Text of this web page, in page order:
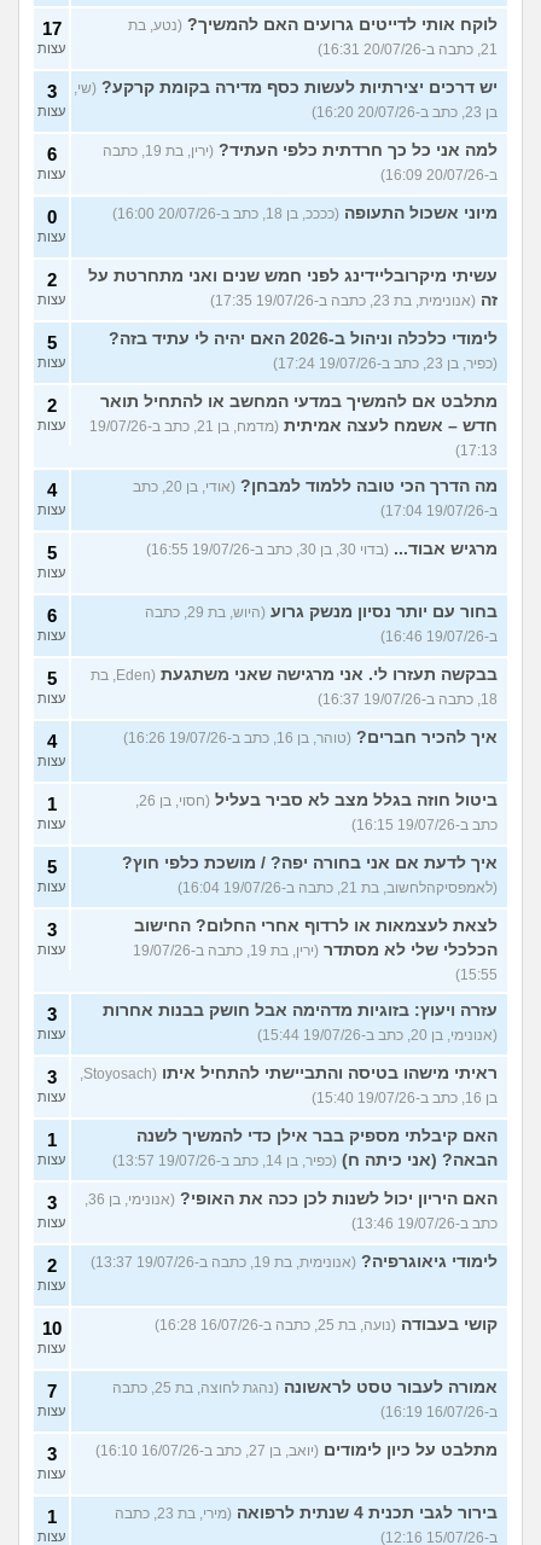
לוקח אותי לדייטים גרועים האם להמשיך? (נטע, בת
21, כתבה ב-20/07/26 16:31)
17
עצות
יש דרכים יצירתיות לעשות כסף מדירה בקומת קרקע? (שי,
בן 23, כתב ב-20/07/26 16:20)
3
עצות
למה אני כל כך חרדתית כלפי העתיד?
(ירין, בת 19, כתבה
ב-20/07/26 16:09)
6
עצות
מיוני אשכול התעופה (ככככ, בן 18, כתב ב-20/07/26 16:00) 0
עצות
עשיתי מיקרובליידינג לפני חמש שנים ואני מתחרטת על
זה (אנונימית, בת 23, כתבה ב-19/07/26 17:35)
2
עצות
לימודי כלכלה וניהול ב-2026 האם יהיה לי עתיד בזה?
(כפיר, בן 23, כתב ב-19/07/26 17:24)
5
עצות
מתלבט אם להמשיך במדעי המחשב או להתחיל תואר
חדש – אשמח לעצה אמיתית
(מדמח, בן 21, כתב ב-19/07/26
17:13)
2
עצות
מה הדרך הכי טובה ללמוד למבחן?
(אודי, בן 20, כתב
ב-19/07/26 17:04)
4
עצות
מרגיש אבוד... (בדוי 30, בן 30, כתב ב-19/07/26 16:55) 5
עצות
בחור עם יותר נסיון מנשק גרוע
(היוש, בת 29, כתבה
ב-19/07/26 16:46)
6
עצות
בבקשה תעזרו לי. אני מרגישה שאני משתגעת
(Eden, בת
18, כתבה ב-19/07/26 16:37)
5
עצות
איך להכיר חברים? (טוהר, בן 16, כתב ב-19/07/26 16:26) 4
עצות
ביטול חוזה בגלל מצב לא סביר בעליל
כתב ב-19/07/26 16:15)
1
עצות
איך לדעת אם אני בחורה יפה? / מושכת כלפי חוץ?
(לאמפסיקהלחשוב, בת 21, כתבה ב-19/07/26 16:04)
5
עצות
לצאת לעצמאות או לרדוף אחרי החלום? החישוב
הכלכלי שלי לא מסתדר
(ירין, בת 19, כתבה ב-19/07/26
15:55)
3
עצות
עזרה ויעוץ: בזוגיות מדהימה אבל חושק בבנות אחרות
(אנונימי, בן 20, כתב ב-19/07/26 15:44)
3
עצות
ראיתי מישהו בטיסה והתביישתי להתחיל איתו
בן 16, כתב ב-19/07/26 15:40)
3
עצות
האם קיבלתי מספיק בבר אילן כדי להמשיך לשנה
הבאה? (אני כיתה ח) (כפיר, בן 14, כתב ב-19/07/26 13:57)
1
עצות
האם היריון יכול לשנות לכן ככה את האופי?
כתב ב-19/07/26 13:46)
3
עצות
לימודי גיאוגרפיה? (אנונימית, בת 19, כתבה ב-19/07/26 13:37) 2
עצות
קושי בעבודה (נועה, בת 25, כתבה ב-16/07/26 16:28) 10
עצות
אמורה לעבור טסט לראשונה
(נהגת לחוצה, בת 25, כתבה
ב-16/07/26 16:19)
7
עצות
מתלבט על כיון לימודים (יואב, בן 27, כתב ב-16/07/26 16:10) 3
עצות
בירור לגבי תכנית 4 שנתית לרפואה
(מירי, בת 23, כתבה
ב-15/07/26 12:16)
1
עצות